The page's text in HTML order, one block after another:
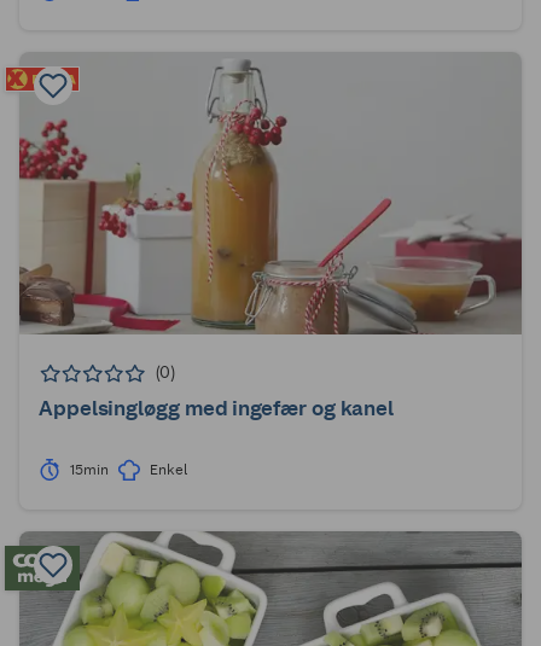
(0)
Appelsingløgg med ingefær og kanel
15min Enkel